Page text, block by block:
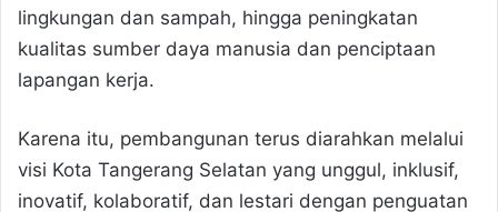
lingkungan dan sampah, hingga peningkatan
kualitas sumber daya manusia dan penciptaan
lapangan kerja.
Karena itu, pembangunan terus diarahkan melalui
visi Kota Tangerang Selatan yang unggul, inklusif,
inovatif, kolaboratif, dan lestari dengan penguatan